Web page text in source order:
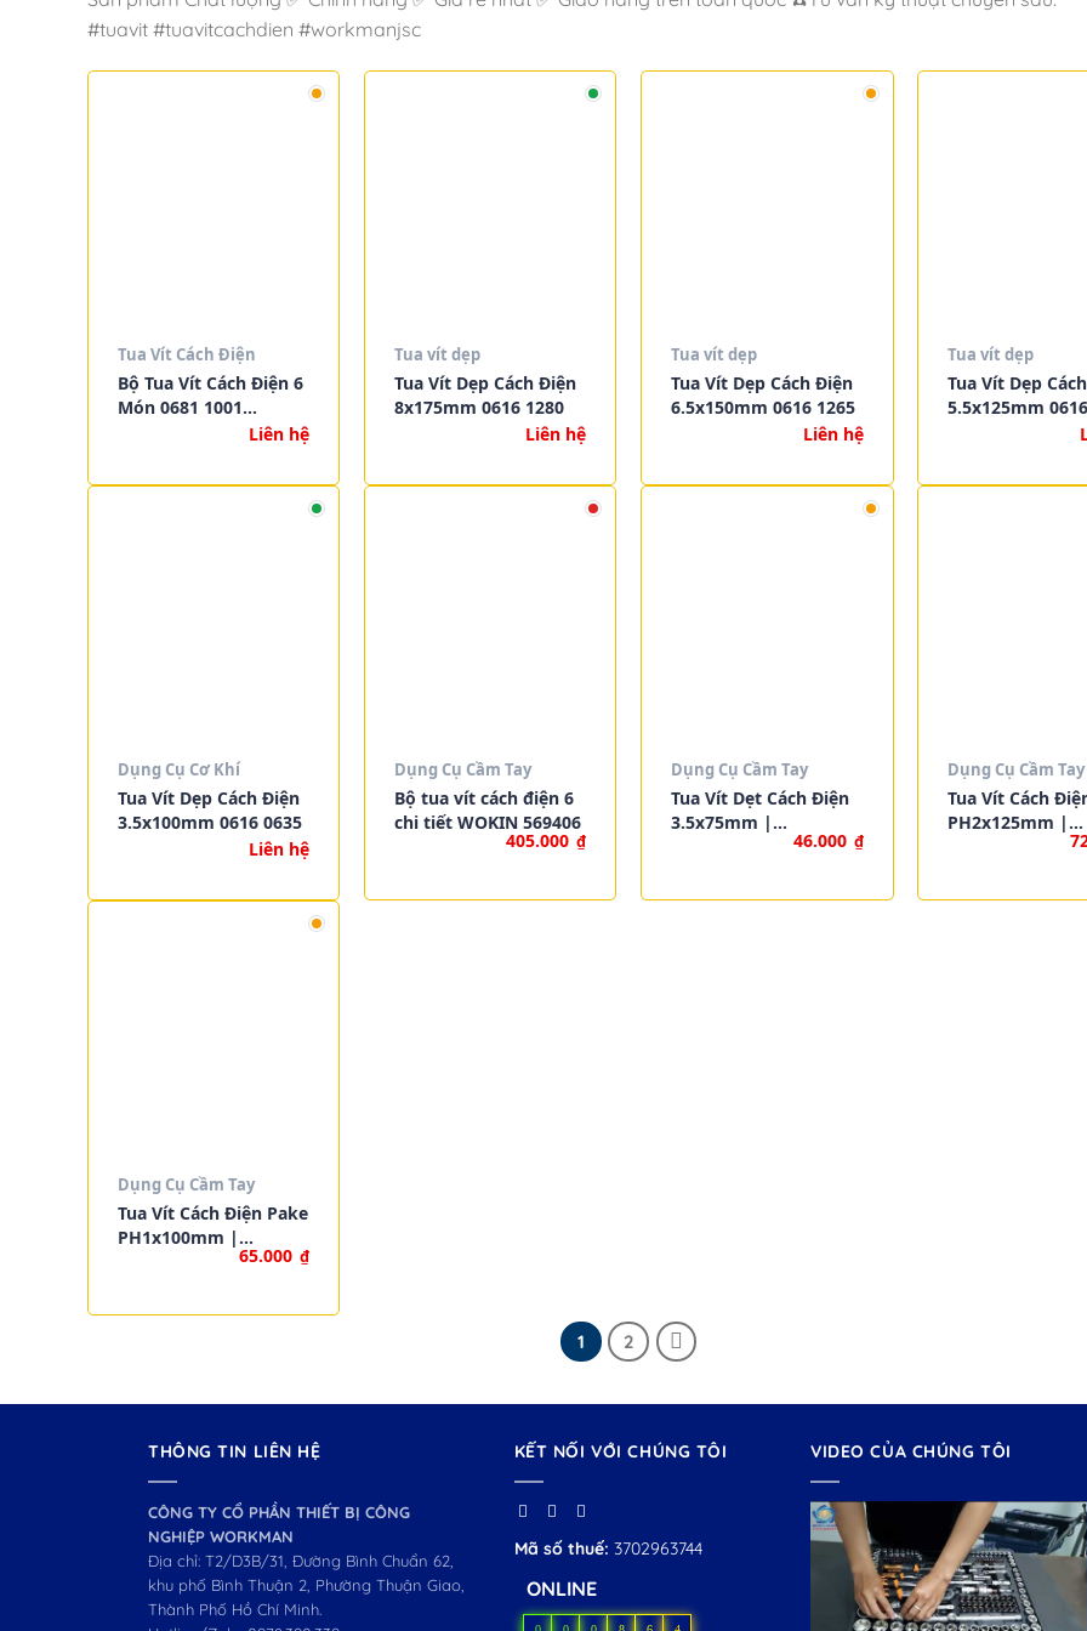
#tuavit #tuavitcachdien #workmanjsc
Tua Vít Cách Điện
Bộ Tua Vít Cách Điện 6
Món 0681 1001
Liên hệ
Tua vít dẹp
Tua Vít Dẹp Cách Điện
8x175mm 0616 1280
Liên hệ
Tua vít dẹp
Tua Vít Dẹp Cách Điện
6.5x150mm 0616 1265
Liên hệ
Tua vít dẹp
Tua Vít Dẹp
5.5x125mm
Dụng Cụ Cơ Khí
Tua Vít Dẹp Cách Điện
3.5x100mm 0616 0635
Liên hệ
Dụng Cụ Cầm Tay
Bộ tua vít cách điện 6
chi tiết WOKIN 569406
405.000 ₫
Dụng Cụ Cầm Tay
Tua Vít Dẹt Cách Điện
3.5x75mm |
WORKPRO W094008
46.000 ₫
Dụng Cụ Cầm Tay
Tua Vít Cách
PH2x125mm |
WORKPRO
Dụng Cụ Cầm Tay
Tua Vít Cách Điện Pake
PH1x100mm |
WORKPRO W094006
65.000 ₫
1 2
THÔNG TIN LIÊN HỆ
CÔNG TY CỔ PHẦN THIẾT BỊ CÔNG
NGHIỆP WORKMAN
Địa chỉ: T2/D3B/31, Đường Bình Chuẩn 62,
khu phố Bình Thuận 2, Phường Thuận Giao,
Thành Phố Hồ Chí Minh.
KẾT NỐI VỚI CHÚNG TÔI
Mã số thuế: 3702963744
ONLINE
VIDEO CỦA CHÚNG TÔI